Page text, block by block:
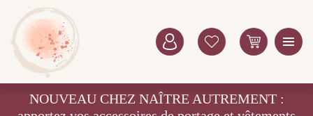
NOUVEAU CHEZ NAÎTRE AUTREMENT :